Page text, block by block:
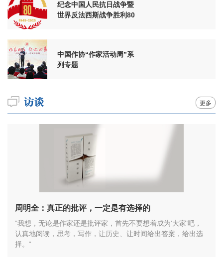
纪念中国人民抗日战争暨
世界反法西斯战争胜利80
中国作协“作家活动周”系
列专题
更多
周明全：真正的批评，一定是有选择的
”我想，无论是作家还是批评家，首先不要想着成为‘大家’吧，
认真地阅读，思考，写作，让历史、让时间给出答案，给出选
择。“